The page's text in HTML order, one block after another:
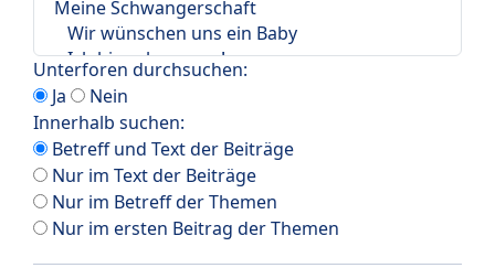
Unterforen durchsuchen:
Ja
Nein
Innerhalb suchen:
Betreff und Text der Beiträge
Nur im Text der Beiträge
Nur im Betreff der Themen
Nur im ersten Beitrag der Themen